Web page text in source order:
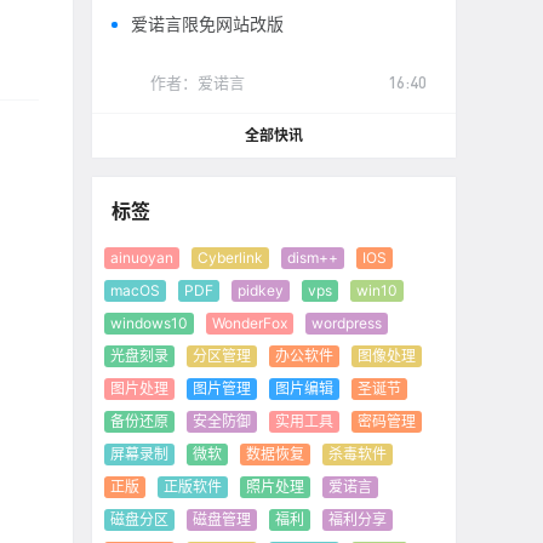
爱诺言限免网站改版
作者： 爱诺言 16:40
全部快讯
标签
ainuoyan Cyberlink dism++
IOS
macOS
PDF pidkey vps
win10
windows10
WonderFox
wordpress
光盘刻录
分区管理 办公软件
图像处理
图片处理
图片管理 图片编辑
圣诞节
备份还原
安全防御 实用工具
密码管理
屏幕录制
微软 数据恢复
杀毒软件
正版
正版软件 照片处理
爱诺言
磁盘分区
磁盘管理 福利 福利分享